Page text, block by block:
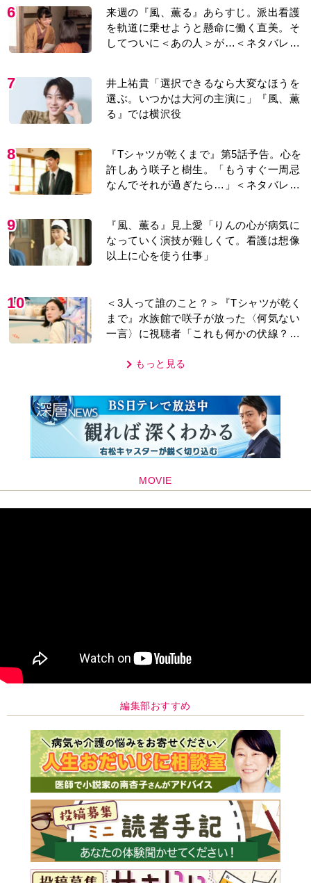
6
来週の『風、薫る』あらすじ。派出看護
を軌道に乗せようと懸命に働く直美。そ
してついに＜あの人＞が…＜ネタバレあ
7
井上祐貴「選択できるなら大変なほうを
選ぶ。いつかは大河の主演に」『風、薫
る』では横沢役
8
『Tシャツが乾くまで』第5話予告。心を
許しあう咲子と樹生。「もうすぐ一周忌
なんでそれが過ぎたら…」＜ネタバレあ
9
『風、薫る』見上愛「りんの心が病気に
なっていく演技が難しくて。看護は想像
以上に心を使う仕事」
10
＜3人って誰のこと？＞『Tシャツが乾く
まで』水族館で咲子が放った〈何気ない
一言〉に視聴者「これも何かの伏線？」
もっと見る
MOVIE
編集部おすすめ